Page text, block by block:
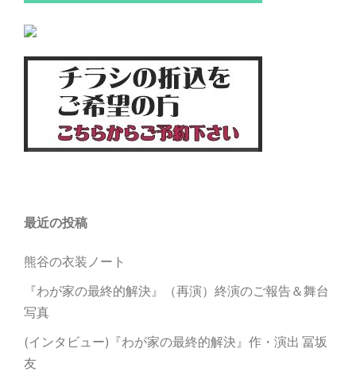
最近の投稿
熊谷の衣装ノート
『わが家の最終的解決』（再演）終演のご報告＆舞台
写真
(インタビュー)『わが家の最終的解決』作・演出 冨坂
友